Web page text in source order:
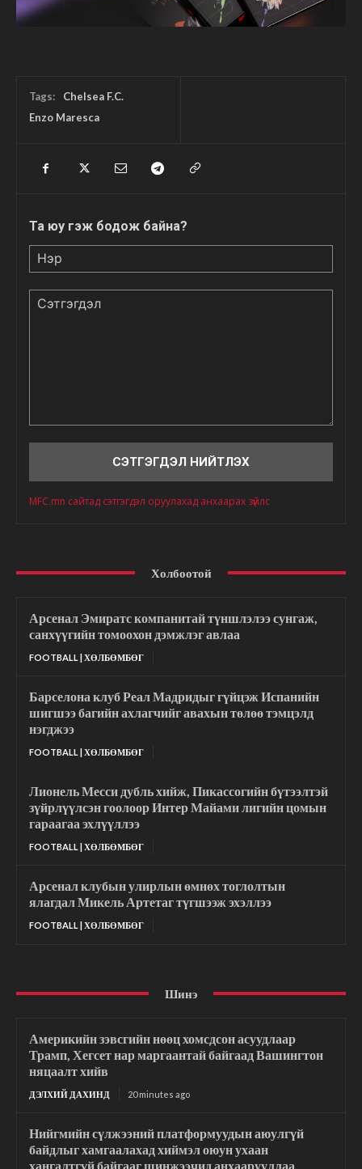
Tags:
Chelsea F.C.
Enzo Maresca
Та юу гэж бодож байна?
MFC.mn сайтад сэтгэгдэл оруулахад анхаарах зүйлс
Холбоотой
Арсенал Эмиратс компанитай түншлэлээ сунгаж,
санхүүгийн томоохон дэмжлэг авлаа
FOOTBALL | ХӨЛБӨМБӨГ
Барселона клуб Реал Мадридыг гүйцэж Испанийн
шигшээ багийн ахлагчийг авахын төлөө тэмцэлд
нэгджээ
FOOTBALL | ХӨЛБӨМБӨГ
Лионель Месси дубль хийж, Пикассогийн бүтээлтэй
зүйрлүүлсэн гоолоор Интер Майами лигийн цомын
гараагаа эхлүүллээ
FOOTBALL | ХӨЛБӨМБӨГ
Арсенал клубын улирлын өмнөх тоглолтын
ялагдал Микель Артетаг түгшээж эхэллээ
FOOTBALL | ХӨЛБӨМБӨГ
Шинэ
Америкийн зэвсгийн нөөц хомсдсон асуудлаар
Трамп, Хегсет нар маргаантай байгаад Вашингтон
няцаалт хийв
ДЭЛХИЙ ДАХИНД 20 minutes ago
Нийгмийн сүлжээний платформуудын аюулгүй
байдлыг хамгаалахад хиймэл оюун ухаан
хангалтгүй байгааг шинжээчид анхаарууллаа